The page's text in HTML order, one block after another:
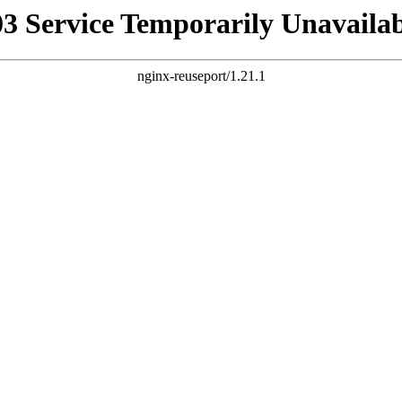
Service Temporarily
nginx-reuseport/1.21.1